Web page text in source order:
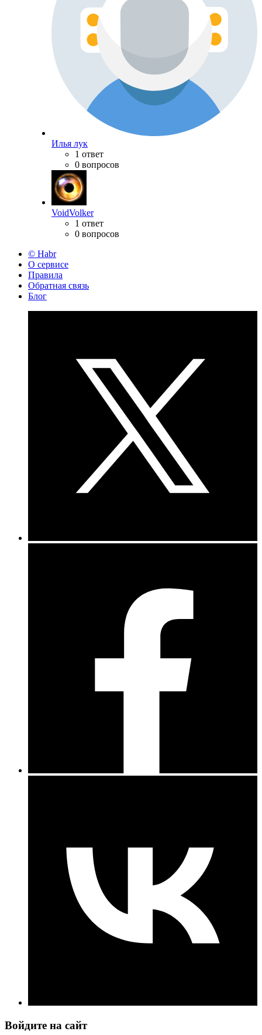
Илья лук
1 ответ
0 вопросов
VoidVolker
1 ответ
0 вопросов
© Habr
О сервисе
Правила
Обратная связь
Блог
Войдите на сайт